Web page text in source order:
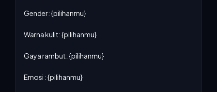
Gender: {pilihanmu}
Warna kulit: {pilihanmu}
Gaya rambut: {pilihanmu}
Emosi : {pilihanmu}